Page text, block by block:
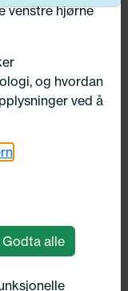
venstre hjørne
og hvordan
ved å
Godta alle